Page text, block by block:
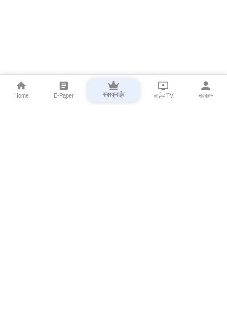
Home E-Paper सबस्क्राईब लाईव्ह TV सकाळ+